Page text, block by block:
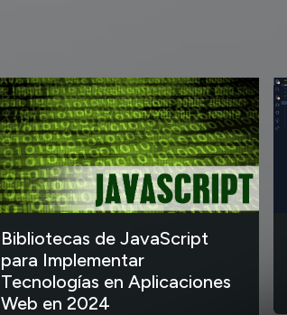
Bibliotecas de JavaScript
para Implementar
Tecnologías en Aplicaciones
Web en 2024